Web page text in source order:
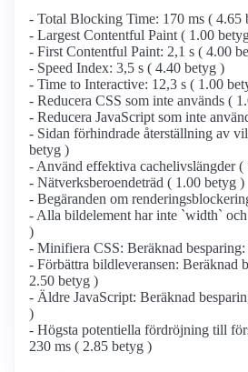
- Total Blocking Time: 170 ms ( 4.65
- Largest Contentful Paint ( 1.00
- First Contentful Paint: 2,1 s ( 4.00
- Speed Index: 3,5 s ( 4.40 betyg )
- Time to Interactive: 12,3 s ( 1.00
- Reducera CSS som inte används (
- Reducera JavaScript som inte
- Sidan förhindrade återställning av
betyg )
- Använd effektiva cachelivslängder (
- Nätverksberoendeträd ( 1.00 betyg )
- Begäranden om
- Alla bildelement har inte `width`
)
- Minifiera CSS: Beräknad
- Förbättra bildleveransen: Beräknad
2.50 betyg )
- Äldre JavaScript: Beräknad
)
- Högsta potentiella fördröjning till
230 ms ( 2.85 betyg )